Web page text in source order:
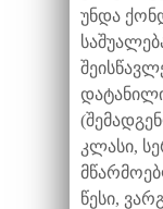
უნდა
კლასი,
წესი,